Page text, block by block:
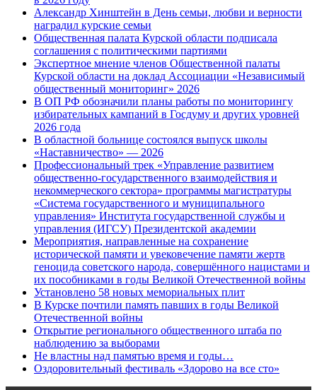
Александр Хинштейн в День семьи, любви и верности
наградил курские семьи
Общественная палата Курской области подписала
соглашения с политическими партиями
Экспертное мнение членов Общественной палаты
Курской области на доклад Ассоциации «Независимый
общественный мониторинг» 2026
В ОП РФ обозначили планы работы по мониторингу
избирательных кампаний в Госдуму и других уровней
2026 года
В областной больнице состоялся выпуск школы
«Наставничество» — 2026
Профессиональный трек «Управление развитием
общественно-государственного взаимодействия и
некоммерческого сектора» программы магистратуры
«Система государственного и муниципального
управления» Института государственной службы и
управления (ИГСУ) Президентской академии
Мероприятия, направленные на сохранение
исторической памяти и увековечение памяти жертв
геноцида советского народа, совершённого нацистами и
их пособниками в годы Великой Отечественной войны
Установлено 58 новых мемориальных плит
В Курске почтили память павших в годы Великой
Отечественной войны
Открытие регионального общественного штаба по
наблюдению за выборами
Не властны над памятью время и годы…
Оздоровительный фестиваль «Здорово на все сто»